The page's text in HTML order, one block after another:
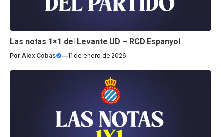
Las notas 1×1 del Levante UD – RCD Espanyol
Por Àlex Cobas —11 de enero de 2026